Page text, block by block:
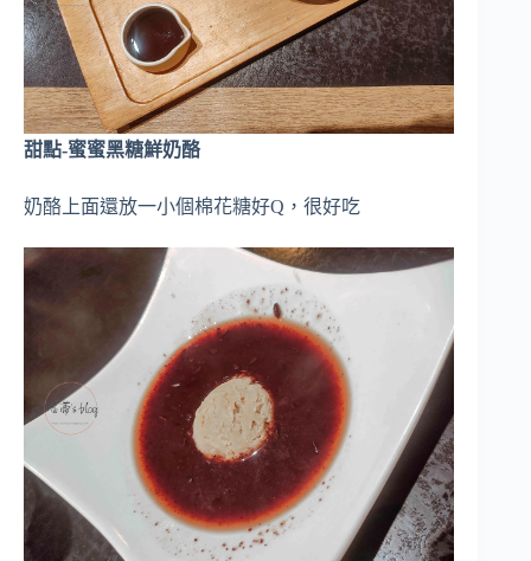
甜點-蜜蜜黑糖鮮奶酪
奶酪上面還放一小個棉花糖好Q，很好吃